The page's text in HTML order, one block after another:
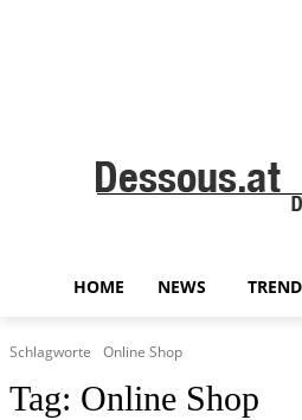
HOME NEWS
Schlagworte Online Shop
Tag: Online Shop